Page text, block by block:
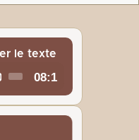
le texte
Total
duration
08:17